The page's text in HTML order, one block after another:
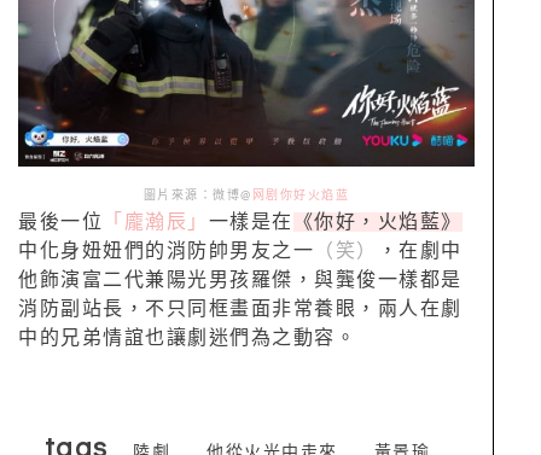
圖片來源：微博@ 网剧你好火焰蓝
最後一位 「龐瀚辰」 一樣是在
《你好，火焰藍》
中化身妞妞們的消防帥男友之一 （笑）
，在劇中
他飾演富二代兼陽光男孩羅傑，與龔俊一樣都是
消防副站長，不只同框畫面非常養眼，兩人在劇
中的兄弟情誼也讓劇迷們為之動容。
tags